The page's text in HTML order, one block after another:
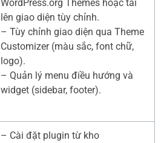
WordPress.org Themes hoặc tải
lên giao diện tùy chỉnh.
– Tùy chỉnh giao diện qua Theme
Customizer (màu sắc, font chữ,
logo).
– Quản lý menu điều hướng và
widget (sidebar, footer).
– Cài đặt plugin từ kho